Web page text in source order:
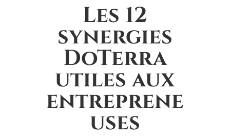
Les 12
synergies
DoTerra
utiles aux
entreprene
uses